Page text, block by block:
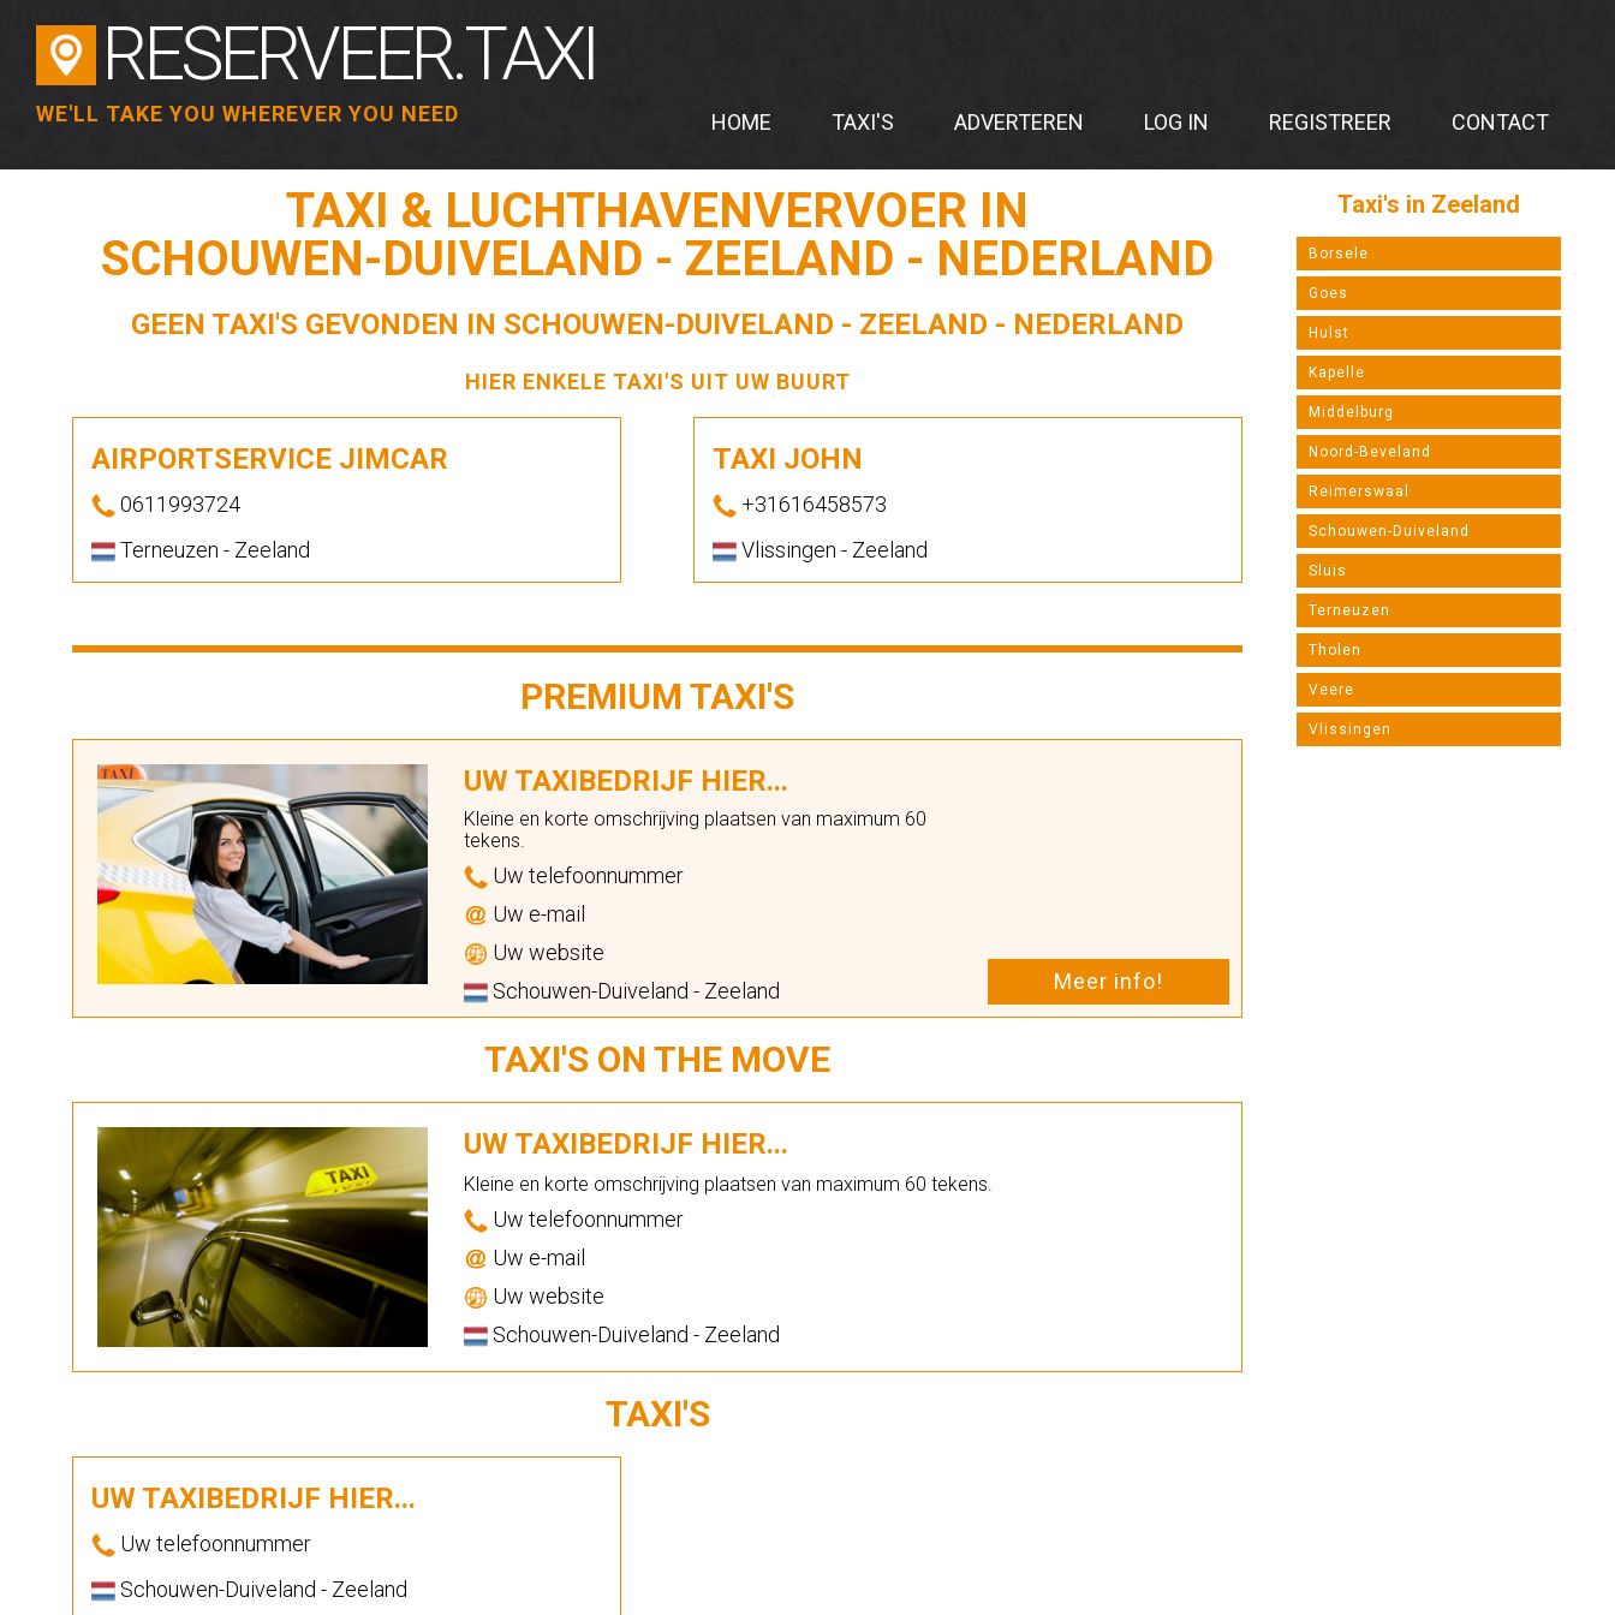
RESERVEER.TAXI
WE'LL TAKE YOU WHEREVER YOU NEED HOME TAXI'S ADVERTEREN LOG IN REGISTREER CONTACT
TAXI & LUCHTHAVENVERVOER IN
SCHOUWEN-DUIVELAND - ZEELAND - NEDERLAND
GEEN TAXI'S GEVONDEN IN SCHOUWEN-DUIVELAND - ZEELAND - NEDERLAND
HIER ENKELE TAXI'S UIT UW BUURT
AIRPORTSERVICE JIMCAR
0611993724
Terneuzen - Zeeland
TAXI JOHN
+31616458573
Vlissingen - Zeeland
PREMIUM TAXI'S
UW TAXIBEDRIJF HIER...
Kleine en korte omschrijving plaatsen van maximum 60
tekens.
Uw telefoonnummer
Uw e-mail
Uw website
Schouwen-Duiveland - Zeeland
Meer info!
TAXI'S ON THE MOVE
UW TAXIBEDRIJF HIER...
Kleine en korte omschrijving plaatsen van maximum 60 tekens.
Uw telefoonnummer
Uw e-mail
Uw website
Schouwen-Duiveland - Zeeland
TAXI'S
UW TAXIBEDRIJF HIER...
Uw telefoonnummer
Schouwen-Duiveland - Zeeland
Taxi's in Zeeland
Borsele
Goes
Hulst
Kapelle
Middelburg
Noord-Beveland
Reimerswaal
Schouwen-Duiveland
Sluis
Terneuzen
Tholen
Veere
Vlissingen